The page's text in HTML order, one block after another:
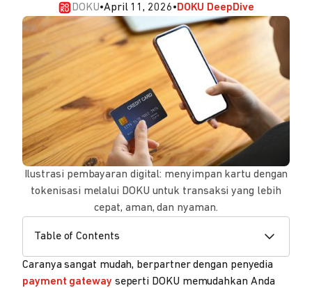
DOKU•April 11, 2026•DOKU DeepDive
Ilustrasi pembayaran digital: menyimpan kartu dengan
tokenisasi melalui DOKU untuk transaksi yang lebih
cepat, aman, dan nyaman.
Table of Contents
Caranya sangat mudah, berpartner dengan penyedia
payment gateway seperti DOKU memudahkan Anda